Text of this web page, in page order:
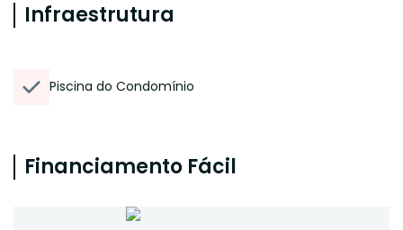
Infraestrutura
Piscina do Condomínio
Financiamento Fácil